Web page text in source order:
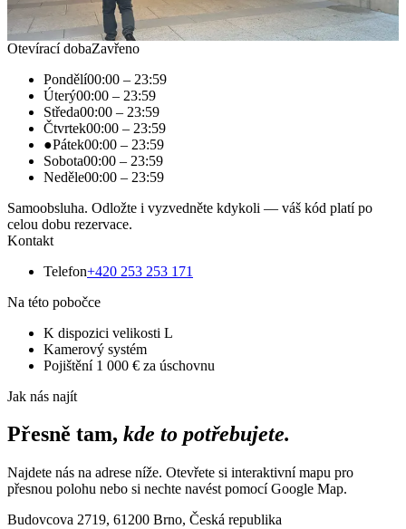
Od — malá úschovna
Rezervovat tuto úschovnu →Trasa
Otevírací dobaZavřeno
Pondělí00:00 – 23:59
Úterý00:00 – 23:59
Středa00:00 – 23:59
Čtvrtek00:00 – 23:59
●Pátek00:00 – 23:59
Sobota00:00 – 23:59
Neděle00:00 – 23:59
Samoobsluha. Odložte i vyzvedněte kdykoli — váš kód platí po
celou dobu rezervace.
Kontakt
Telefon+420 253 253 171
Na této pobočce
K dispozici velikosti L
Kamerový systém
Pojištění 1 000 € za úschovnu
Jak nás najít
Přesně tam, kde to potřebujete.
Najdete nás na adrese níže. Otevřete si interaktivní mapu pro
přesnou polohu nebo si nechte navést pomocí Google Map.
Budovcova 2719, 61200 Brno, Česká republika